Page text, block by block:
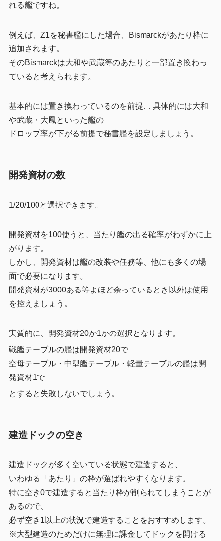
れる艦ですね。
例えば、Z1を秘書艦にした場合、Bismarckがあたり枠に
追加されます。
そのBismarckは大和や武蔵等のあたりと一部置き換わっ
ていると考えられます。
基本的には置き換わっているのを前提… 具体的には大和
や武蔵・大鳳といった艦の
ドロップ率が下がる前提で秘書艦を設定しましょう。
開発資材の数
1/20/100と選択できます。
開発資材を100使うと、当たり艦の出る確率がわずかに上
がります。
しかし、開発資材は艦の改装や任務等、他にも多くの場
面で必要になります。
開発資材が3000ある等よほど余っているとき以外は使用
を控えましょう。
実質的に、開発資材20か1かの選択となります。
戦艦テーブルの艦は開発資材20で
空母テーブル・中型艦テーブル・軽量テーブルの艦は開
発資材1で
とすると失敗しないでしょう。
建造ドックの空き
建造ドックが多く空いている状態で建造すると、
いわゆる「あたり」の枠が選ばれやすくなります。
特に空き0で建造すると当たり枠が削られてしまうことが
あるので、
必ず空き1以上の状況で建造することをおすすめします。
※大型建造のためだけに無理に課金してドックを開ける